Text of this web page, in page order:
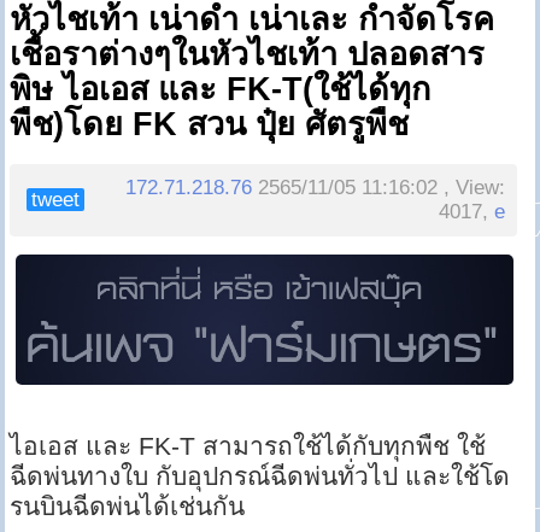
หัวไชเท้า เน่าดำ เน่าเละ กำจัดโรค
เชื้อราต่างๆในหัวไชเท้า ปลอดสาร
พิษ ไอเอส และ FK-T(ใช้ได้ทุก
พืช)โดย FK สวน ปุ๋ย ศัตรูพืช
tweet
172.71.218.76 2565/11/05 11:16:02 , View:
4017,e
ไอเอส และ FK-T สามารถใช้ได้กับทุกพืช ใช้
ฉีดพ่นทางใบ กับอุปกรณ์ฉีดพ่นทั่วไป และใช้โด
รนบินฉีดพ่นได้เช่นกัน